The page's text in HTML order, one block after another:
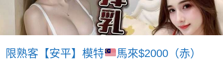
限熟客【安平】模特 馬來$2000（赤）